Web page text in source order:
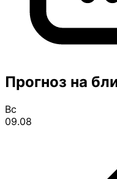
Прогноз на
Вс
09.08